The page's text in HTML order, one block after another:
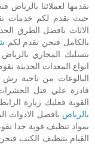
نقدمها لعملائنا بالرياض
حيث نقدم لكم خدمات
الاثاث بافضل الطرق
بالكامل فنحن نقدم لكم
بتسليك المجاري
انواع المعدات الحديثة
البالوعات من ناحية
قادرة علي قتل
القوية فعليك زيارة
بالرياض بافضل الادوات
بمواد تنظيف قوية جدا
القيام بتنظيف الكنب